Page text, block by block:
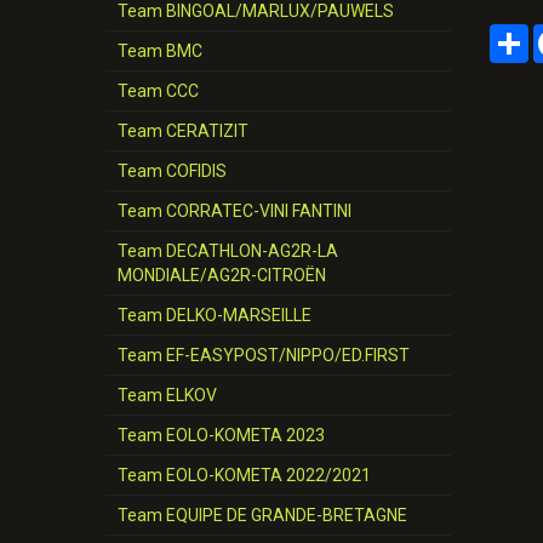
Team BINGOAL/MARLUX/PAUWELS
Team BMC
Team CCC
Team CERATIZIT
Team COFIDIS
Team CORRATEC-VINI FANTINI
Team DECATHLON-AG2R-LA
MONDIALE/AG2R-CITROËN
Team DELKO-MARSEILLE
Team EF-EASYPOST/NIPPO/ED.FIRST
Team ELKOV
Team EOLO-KOMETA 2023
Team EOLO-KOMETA 2022/2021
Team EQUIPE DE GRANDE-BRETAGNE